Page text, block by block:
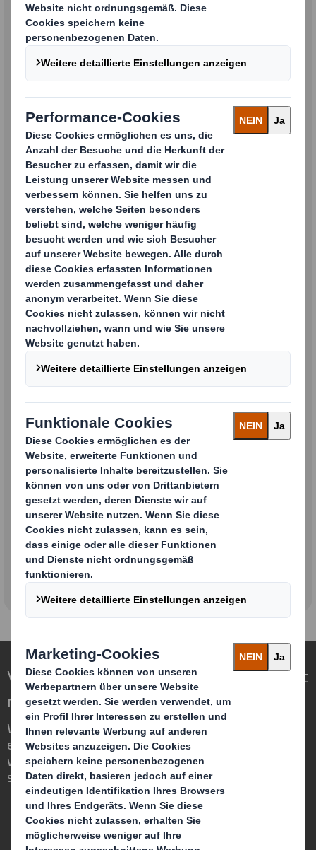
DS Smith Deutschland AEKB als
PDF herunterladen
DS Smith Deutschland AEKB
DS Smith Germany General
Terms and Conditions of Sale as
PDF download
DS Smith Germany General Terms and
Conditions of Sale
DS Smith Schweiz AGB als PDF
herunterladen
DS Smith Schweiz AGB
DS Smith Schweiz AEKB als
PDF herunterladen
DS Smith Schweiz AEKB
DS Smith Switzerland
Conditions générales à
télécharger en PDF
DS Smith Switzerland Conditions générales
Verpackungen für eine sich wandelnde Welt
neu definieren
Wir sind anders, weil wir die Chance
erkennen, dass Verpackungen eine
wichtige Rolle in der Welt um uns herum
spielen können.
Wer wir sind